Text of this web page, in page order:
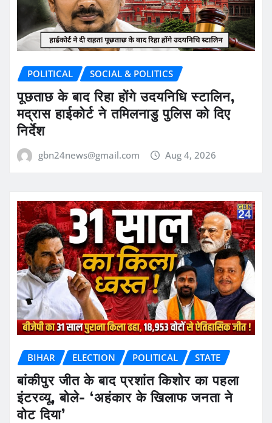
POLITICAL SOCIAL & POLITICS
पूछताछ के बाद रिहा होंगे उदयनिधि स्टालिन,
मद्रास हाईकोर्ट ने तमिलनाडु पुलिस को दिए
निर्देश
gbn24news@gmail.com Aug 4, 2026
BIHAR ELECTION POLITICAL STATE
बांकीपुर जीत के बाद प्रशांत किशोर का पहला
इंटरव्यू, बोले- ‘अहंकार के खिलाफ जनता ने
वोट दिया’